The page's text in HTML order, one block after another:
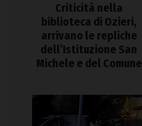
Criticità nella
biblioteca di Ozieri,
arrivano le repliche
dell’Istituzione San
Michele e del Comune